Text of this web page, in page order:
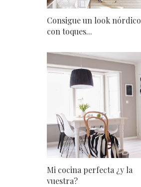
Consigue un look nórdico
con toques...
Mi cocina perfecta ¿y la
vuestra?